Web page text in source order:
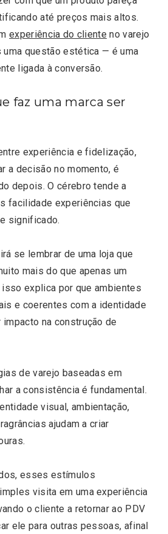
até preços mais altos.
experiência do cliente no varejo
questão estética — é uma
ligada à conversão.
faz uma marca ser
experiência e fidelização,
a decisão no momento, é
depois. O cérebro tende a
facilidade experiências que
significado.
se lembrar de uma loja que
mais do que apenas um
explica por que ambientes
e coerentes com a identidade
impacto na construção de
de varejo baseadas em
a consistência é fundamental.
visual, ambientação,
ajudam a criar
esses estímulos
visita em uma experiência
o cliente a retornar ao PDV
ele para outras pessoas, afinal